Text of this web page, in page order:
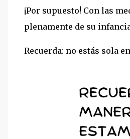
¡Por supuesto! Con las
plenamente de su
Recuerda: no estás sola